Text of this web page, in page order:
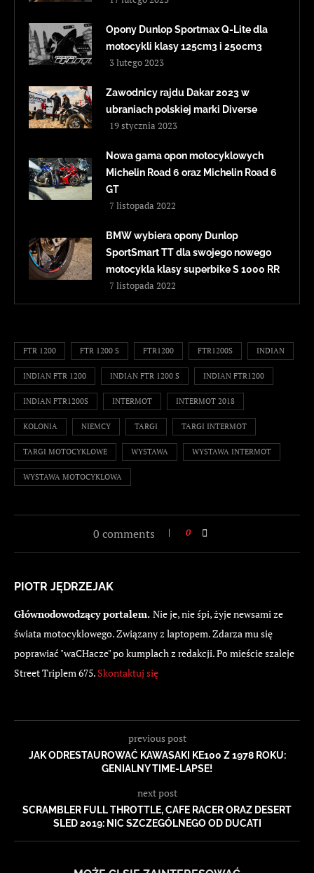
Opony Dunlop Sportmax Q-Lite dla
motocykli klasy 125cm3 i 250cm3
3 lutego 2023
Zawodnicy rajdu Dakar 2023 w
ubraniach polskiej marki Diverse
19 stycznia 2023
Nowa gama opon motocyklowych
Michelin Road 6 oraz Michelin Road 6
GT
7 listopada 2022
BMW wybiera opony Dunlop
SportSmart TT dla swojego nowego
motocykla klasy superbike S 1000 RR
7 listopada 2022
FTR 1200 FTR 1200 S FTR1200 FTR1200S INDIAN
INDIAN FTR 1200 INDIAN FTR 1200 S INDIAN FTR1200
INDIAN FTR1200S INTERMOT INTERMOT 2018
KOLONIA NIEMCY TARGI TARGI INTERMOT
TARGI MOTOCYKLOWE WYSTAWA WYSTAWA INTERMOT
WYSTAWA MOTOCYKLOWA
0 comments 0
PIOTR JĘDRZEJAK
Głównodowodzący portalem. Nie je, nie śpi, żyje newsami ze
świata motocyklowego. Związany z laptopem. Zdarza mu się
poprawiać "waCHacze" po kumplach z redakcji. Po mieście szaleje
Street Triplem 675. Skontaktuj się
previous post
JAK ODRESTAUROWAĆ KAWASAKI KE100 Z 1978 ROKU:
GENIALNY TIME-LAPSE!
next post
SCRAMBLER FULL THROTTLE, CAFE RACER ORAZ DESERT
SLED 2019: NIC SZCZEGÓLNEGO OD DUCATI